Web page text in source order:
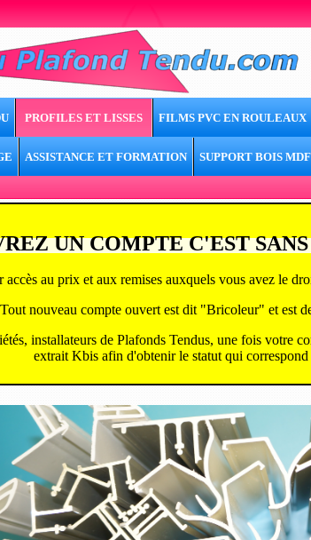
PROFILES ET LISSES FILMS PVC EN ROULEAUX
ASSISTANCE ET FORMATION SUPPORT BOIS
UN COMPTE C'EST
accès au prix et aux remises auxquels vous avez le
Tout nouveau compte ouvert est dit "Bricoleur" et est
installateurs de Plafonds Tendus, une fois votre
extrait Kbis afin d'obtenir le statut qui correspond